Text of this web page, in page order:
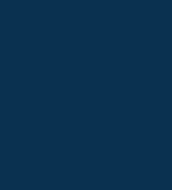
phần đáy chảo có thể là